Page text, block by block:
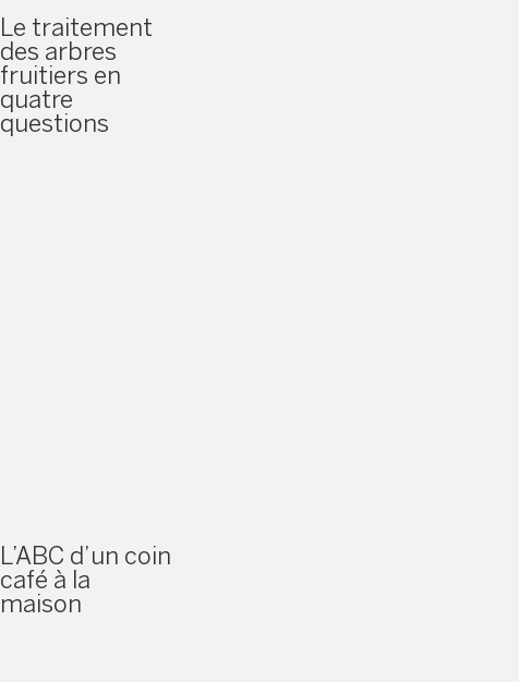
Le traitement
des arbres
fruitiers en
quatre
questions
L’ABC d’un coin
café à la
maison